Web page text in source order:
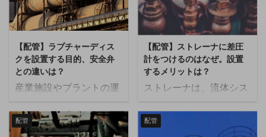
【配管】ラプチャーディス
クを設置する目的、安全弁
との違いは？
産業施設やプラントの運
つための圧力管理は非常
に重要です。 過剰な圧力
【配管】ストレーナに差圧
計をつけるのはなぜ。設置
するメリットは？
ストレーナは、流体シス
物を取り除くために使用
される重要な機器です。
配管 配管